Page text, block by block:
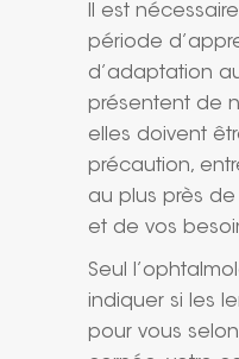
Il est
période
d’adaptation
présentent de
elles doivent
précaution,
au plus près
et de vos
Seul
indiquer si les
pour vous